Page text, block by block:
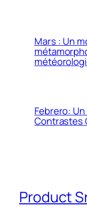
Mars : Un
Febrero:
Contrastes
Product